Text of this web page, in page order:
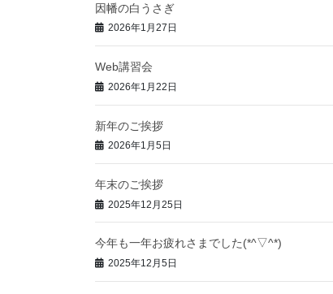
因幡の白うさぎ
2026年1月27日
Web講習会
2026年1月22日
新年のご挨拶
2026年1月5日
年末のご挨拶
2025年12月25日
今年も一年お疲れさまでした(*^▽^*)
2025年12月5日